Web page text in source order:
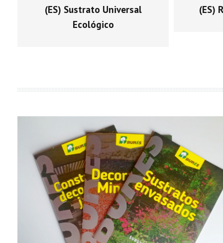
(ES) Sustrato Universal
Ecológico
(ES)